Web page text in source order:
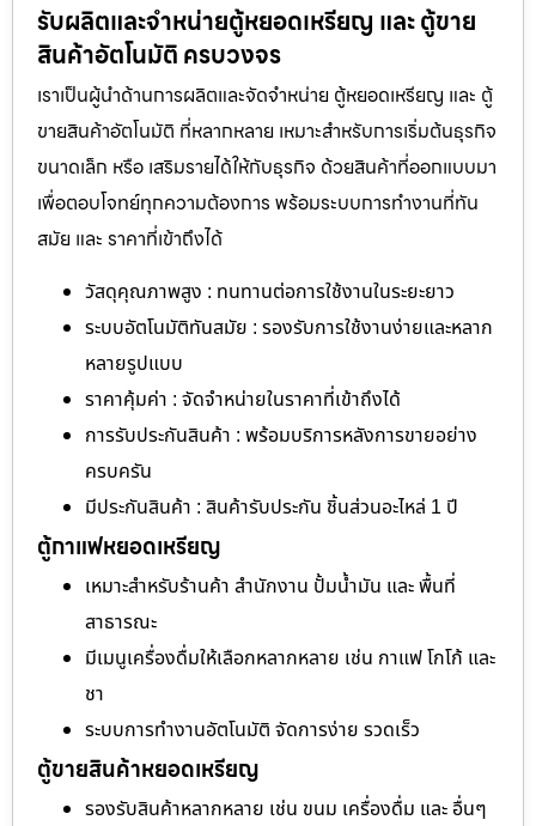
รับผลิตและจำหน่ายตู้หยอดเหรียญ และ ตู้ขาย
สินค้าอัตโนมัติ ครบวงจร
เราเป็นผู้นำด้านการผลิตและจัดจำหน่าย ตู้หยอดเหรียญ และ ตู้
ขายสินค้าอัตโนมัติ ที่หลากหลาย เหมาะสำหรับการเริ่มต้นธุรกิจ
ขนาดเล็ก หรือ เสริมรายได้ให้กับธุรกิจ ด้วยสินค้าที่ออกแบบมา
เพื่อตอบโจทย์ทุกความต้องการ พร้อมระบบการทำงานที่ทัน
สมัย และ ราคาที่เข้าถึงได้
วัสดุคุณภาพสูง : ทนทานต่อการใช้งานในระยะยาว
ระบบอัตโนมัติทันสมัย : รองรับการใช้งานง่ายและหลาก
หลายรูปแบบ
ราคาคุ้มค่า : จัดจำหน่ายในราคาที่เข้าถึงได้
การรับประกันสินค้า : พร้อมบริการหลังการขายอย่าง
ครบครัน
มีประกันสินค้า : สินค้ารับประกัน ชิ้นส่วนอะไหล่ 1 ปี
ตู้กาแฟหยอดเหรียญ
เหมาะสำหรับร้านค้า สำนักงาน ปั้มน้ำมัน และ พื้นที่
สาธารณะ
มีเมนูเครื่องดื่มให้เลือกหลากหลาย เช่น กาแฟ โกโก้ และ
ชา
ระบบการทำงานอัตโนมัติ จัดการง่าย รวดเร็ว
ตู้ขายสินค้าหยอดเหรียญ
รองรับสินค้าหลากหลาย เช่น ขนม เครื่องดื่ม และ อื่นๆ